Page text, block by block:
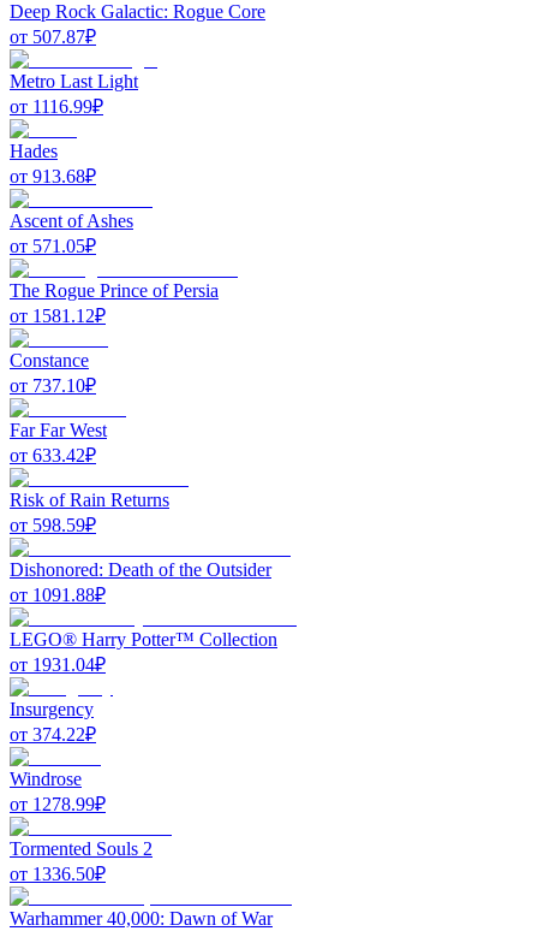
Deep Rock Galactic: Rogue Core
от 507.87₽
Metro Last Light
от 1116.99₽
Hades
от 913.68₽
Ascent of Ashes
от 571.05₽
The Rogue Prince of Persia
от 1581.12₽
Constance
от 737.10₽
Far Far West
от 633.42₽
Risk of Rain Returns
от 598.59₽
Dishonored: Death of the Outsider
от 1091.88₽
LEGO® Harry Potter™ Collection
от 1931.04₽
Insurgency
от 374.22₽
Windrose
от 1278.99₽
Tormented Souls 2
от 1336.50₽
Warhammer 40,000: Dawn of War